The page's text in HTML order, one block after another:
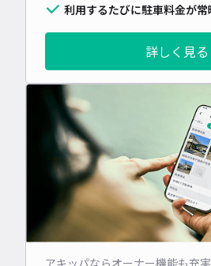
利用するたびに駐車料金が
詳しく見る